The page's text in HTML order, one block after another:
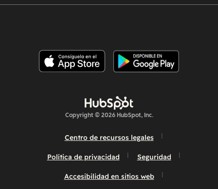
Copyright © 2026 HubSpot, Inc.
Centro de recursos legales
Política de privacidad Seguridad
Accesibilidad en sitios web